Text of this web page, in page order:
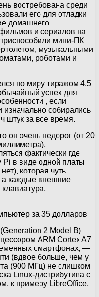
востребована среди
его для отладки
домашнего
и сериалов на
мини-ПК
музыкальными
роботами и
по миру тиражом 4,5
успех для
, если
изначально собирались
штук за все время.
он очень недорог (от 20
фактически где
Pi в виде одной платы
которая чуть
а каждые внешние
2 Model B)
ARM Cortex A7
смартфонах, —
(вдвое больше, чем у
(900 МГц) не слишком
Linux-дистрибутива с
к примеру LibreOffice,